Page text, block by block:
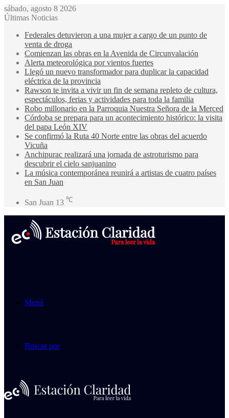
sábado, agosto 8 2026
Últimas Noticias
Federales detuvieron a una mujer a cargo de un punto de
venta de droga
Comienzan las obras en la Avenida de Circunvalación
Alerta meteorológica por vientos fuertes
Llegó un nuevo transformador para duplicar la capacidad
eléctrica de la provincia
Rawson te invita a vivir un fin de semana repleto de cultura,
espectáculos, ferias y actividades para toda la familia
Robo millonario en la Parroquia Nuestra Señora de la Merced
Córdoba se prepara para un acontecimiento histórico: la visita
del papa León XIV
Se confirmó la Ruta 40 Norte entre las obras del acuerdo
Vicuña
Anchipurac realizará una jornada de astroturismo para
descubrir el cielo sanjuanino
La música contemporánea reunirá a artistas de cuatro países
en San Juan
San Juan 13 ℃
Menú
Buscar por